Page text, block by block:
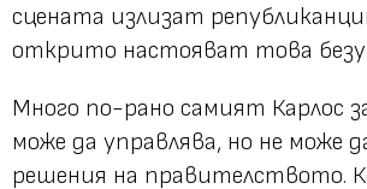
сцената излизат
открито настояват това
Много по-рано самият Карлос
може да управлява, но не може
решения на правителството.